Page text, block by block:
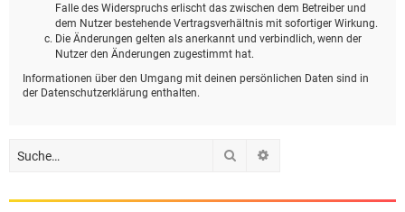
Falle des Widerspruchs erlischt das zwischen dem Betreiber und
dem Nutzer bestehende Vertragsverhältnis mit sofortiger Wirkung.
Die Änderungen gelten als anerkannt und verbindlich, wenn der
Nutzer den Änderungen zugestimmt hat.
Informationen über den Umgang mit deinen persönlichen Daten sind in
der Datenschutzerklärung enthalten.
Suche